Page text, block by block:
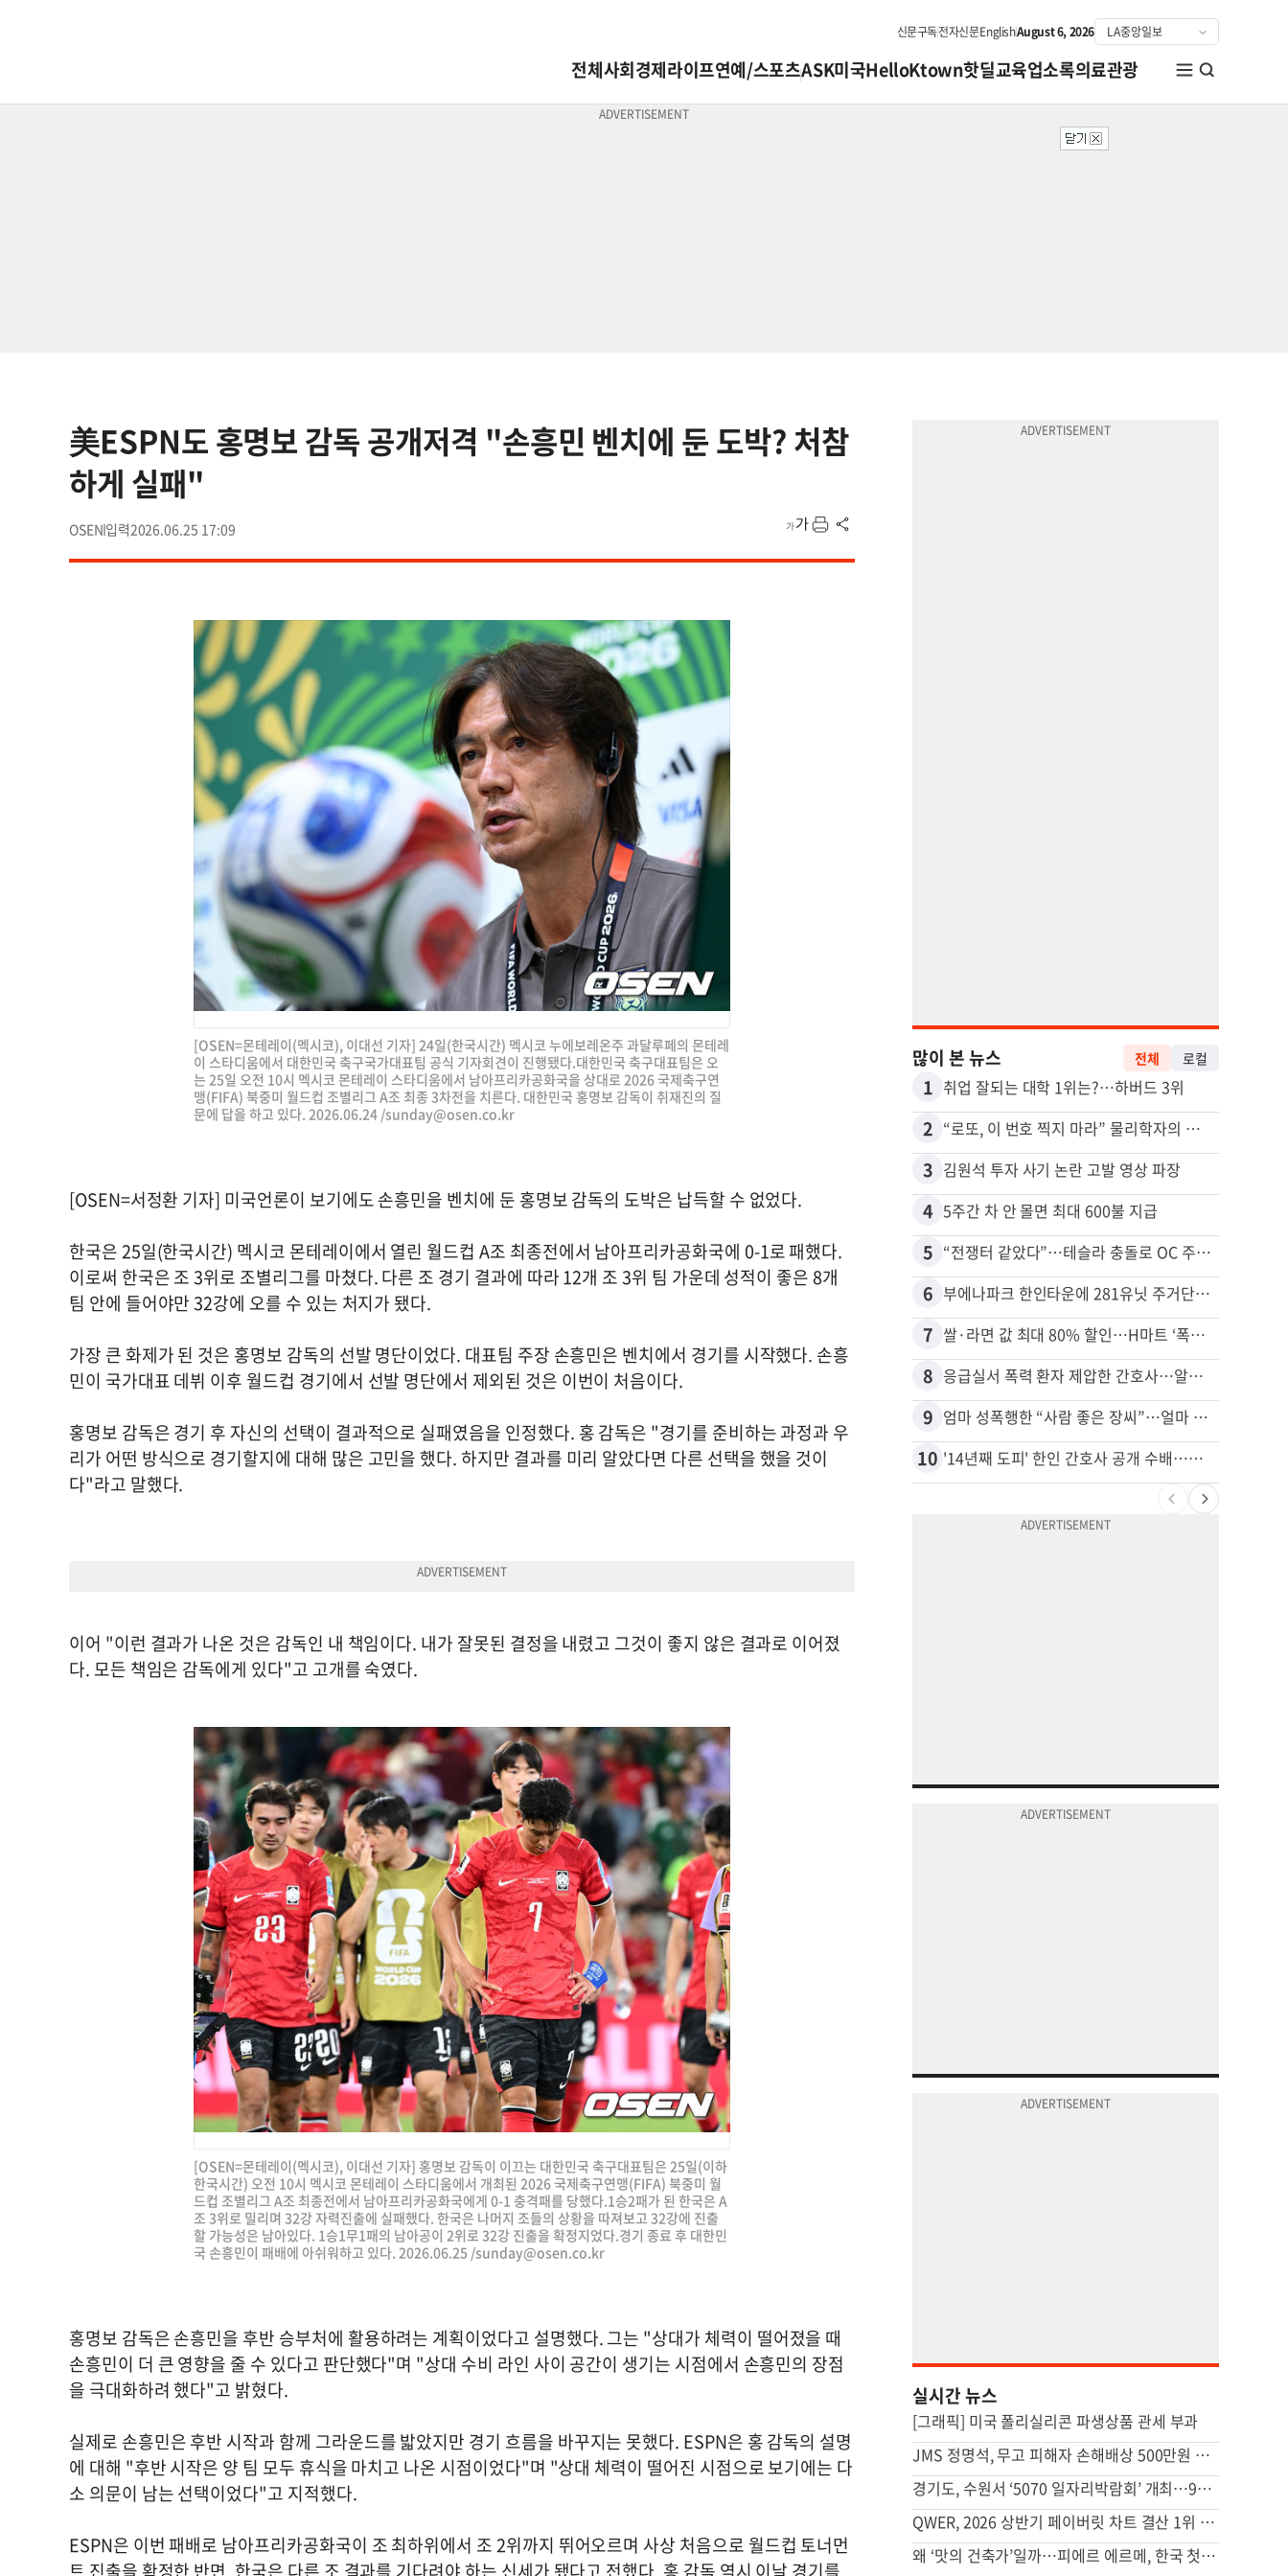
신문구독전자신문EnglishAugust 6, 2026
전체사회경제라이프연예/스포츠ASK미국HelloKtown핫딜교육업소록의료관광
美ESPN도 홍명보 감독 공개저격 "손흥민 벤치에 둔 도박? 처참
하게 실패"
OSEN 2026.06.25 17:09
[OSEN=몬테레이(멕시코), 이대선 기자] 24일(한국시간) 멕시코 누에보레온주 과달루페의 몬테레
이 스타디움에서 대한민국 축구국가대표팀 공식 기자회견이 진행됐다.대한민국 축구대표팀은 오
는 25일 오전 10시 멕시코 몬테레이 스타디움에서 남아프리카공화국을 상대로 2026 국제축구연
맹(FIFA) 북중미 월드컵 조별리그 A조 최종 3차전을 치른다. 대한민국 홍명보 감독이 취재진의 질
문에 답을 하고 있다. 2026.06.24 /sunday@osen.co.kr
[OSEN=서정환 기자] 미국언론이 보기에도 손흥민을 벤치에 둔 홍명보 감독의 도박은 납득할 수 없었다.
한국은 25일(한국시간) 멕시코 몬테레이에서 열린 월드컵 A조 최종전에서 남아프리카공화국에 0-1로 패했다.
이로써 한국은 조 3위로 조별리그를 마쳤다. 다른 조 경기 결과에 따라 12개 조 3위 팀 가운데 성적이 좋은 8개
팀 안에 들어야만 32강에 오를 수 있는 처지가 됐다.
가장 큰 화제가 된 것은 홍명보 감독의 선발 명단이었다. 대표팀 주장 손흥민은 벤치에서 경기를 시작했다. 손흥
민이 국가대표 데뷔 이후 월드컵 경기에서 선발 명단에서 제외된 것은 이번이 처음이다.
홍명보 감독은 경기 후 자신의 선택이 결과적으로 실패였음을 인정했다. 홍 감독은 "경기를 준비하는 과정과 우
리가 어떤 방식으로 경기할지에 대해 많은 고민을 했다. 하지만 결과를 미리 알았다면 다른 선택을 했을 것이
다"라고 말했다.
이어 "이런 결과가 나온 것은 감독인 내 책임이다. 내가 잘못된 결정을 내렸고 그것이 좋지 않은 결과로 이어졌
다. 모든 책임은 감독에게 있다"고 고개를 숙였다.
[OSEN=몬테레이(멕시코), 이대선 기자] 홍명보 감독이 이끄는 대한민국 축구대표팀은 25일(이하
한국시간) 오전 10시 멕시코 몬테레이 스타디움에서 개최된 2026 국제축구연맹(FIFA) 북중미 월
드컵 조별리그 A조 최종전에서 남아프리카공화국에게 0-1 충격패를 당했다.1승2패가 된 한국은 A
조 3위로 밀리며 32강 자력진출에 실패했다. 한국은 나머지 조들의 상황을 따져보고 32강에 진출
할 가능성은 남아있다. 1승1무1패의 남아공이 2위로 32강 진출을 확정지었다.경기 종료 후 대한민
국 손흥민이 패배에 아쉬워하고 있다. 2026.06.25 /sunday@osen.co.kr
홍명보 감독은 손흥민을 후반 승부처에 활용하려는 계획이었다고 설명했다. 그는 "상대가 체력이 떨어졌을 때
손흥민이 더 큰 영향을 줄 수 있다고 판단했다"며 "상대 수비 라인 사이 공간이 생기는 시점에서 손흥민의 장점
을 극대화하려 했다"고 밝혔다.
실제로 손흥민은 후반 시작과 함께 그라운드를 밟았지만 경기 흐름을 바꾸지는 못했다. ESPN은 홍 감독의 설명
에 대해 "후반 시작은 양 팀 모두 휴식을 마치고 나온 시점이었다"며 "상대 체력이 떨어진 시점으로 보기에는 다
소 의문이 남는 선택이었다"고 지적했다.
ESPN은 이번 패배로 남아프리카공화국이 조 최하위에서 조 2위까지 뛰어오르며 사상 처음으로 월드컵 토너먼
트 진출을 확정한 반면, 한국은 다른 조 결과를 기다려야 하는 신세가 됐다고 전했다. 홍 감독 역시 이날 경기를
많이 본 뉴스 전체 로컬
1 취업 잘되는 대학 1위는?…하버드 3위
2 “로또, 이 번호 찍지 마라” 물리학자의 당첨금 높이는 비밀
3 김원석 투자 사기 논란 고발 영상 파장
4 5주간 차 안 몰면 최대 600불 지급
5 “전쟁터 같았다”…테슬라 충돌로 OC 주택 4채 파손
6 부에나파크 한인타운에 281유닛 주거단지 들어선다
7 쌀·라면 값 최대 80% 할인…H마트 ‘폭탄 세일’
8 응급실서 폭력 환자 제압한 간호사…알고 보니
9 엄마 성폭행한 “사람 좋은 장씨”…얼마 뒤 딸 배도 불러왔다
10 '14년째 도피' 한인 간호사 공개 수배…메디케어 사기 유죄
실시간 뉴스
[그래픽] 미국 폴리실리콘 파생상품 관세 부과
JMS 정명석, 무고 피해자 손해배상 500만원 조정 결정 불복
경기도, 수원서 ‘5070 일자리박람회’ 개최…9월엔 안산
QWER, 2026 상반기 페이버릿 차트 결산 1위 [Favorite]
왜 ‘맛의 건축가’일까…피에르 에르메, 한국 첫 카페 열다 [쿠킹]